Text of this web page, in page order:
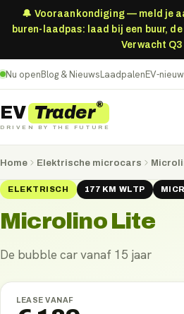
🔔 Vooraankondiging — meld je
buren-laadpas: laad bij een buur,
Verwacht
Nu openBlog & NieuwsLaadpalenEV-
EV Trader®
DRIVEN BY THE FUTURE
Home Elektrische microcars
ELEKTRISCH 177 KM WLTP
Microlino Lite
De bubble car vanaf 15 jaar
LEASE VANAF